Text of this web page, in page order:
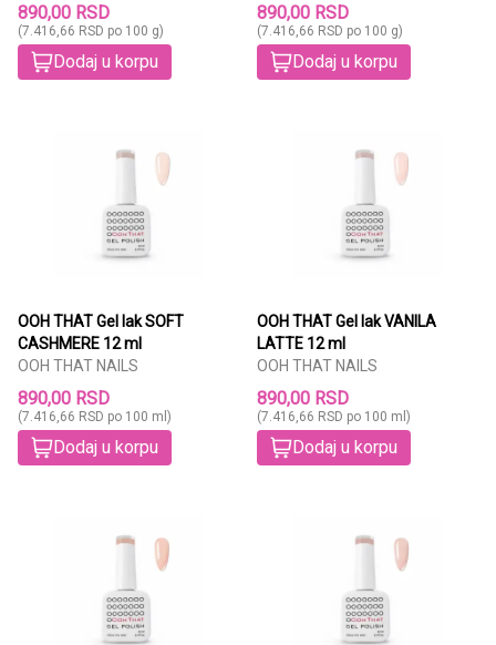
890,00 RSD
(7.416,66 RSD po 100 g)
Dodaj u korpu
890,00 RSD
(7.416,66 RSD po 100 g)
Dodaj u korpu
OOH THAT Gel lak SOFT
CASHMERE 12 ml
OOH THAT NAILS
890,00 RSD
(7.416,66 RSD po 100 ml)
Dodaj u korpu
OOH THAT Gel lak VANILA
LATTE 12 ml
OOH THAT NAILS
890,00 RSD
(7.416,66 RSD po 100 ml)
Dodaj u korpu